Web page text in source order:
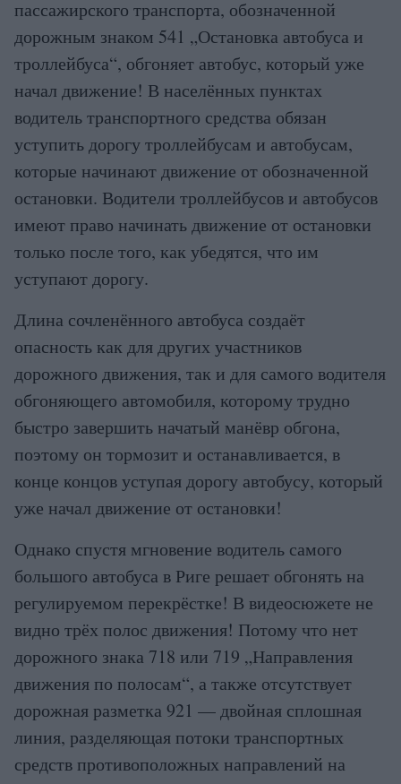
пассажирского транспорта, обозначенной
дорожным знаком 541 „Остановка автобуса и
троллейбуса“, обгоняет автобус, который уже
начал движение! В населённых пунктах
водитель транспортного средства обязан
уступить дорогу троллейбусам и автобусам,
которые начинают движение от обозначенной
остановки. Водители троллейбусов и автобусов
имеют право начинать движение от остановки
только после того, как убедятся, что им
уступают дорогу.
Длина сочленённого автобуса создаёт
опасность как для других участников
дорожного движения, так и для самого водителя
обгоняющего автомобиля, которому трудно
быстро завершить начатый манёвр обгона,
поэтому он тормозит и останавливается, в
конце концов уступая дорогу автобусу, который
уже начал движение от остановки!
Однако спустя мгновение водитель самого
большого автобуса в Риге решает обгонять на
регулируемом перекрёстке! В видеосюжете не
видно трёх полос движения! Потому что нет
дорожного знака 718 или 719 „Направления
движения по полосам“, а также отсутствует
дорожная разметка 921 — двойная сплошная
линия, разделяющая потоки транспортных
средств противоположных направлений на